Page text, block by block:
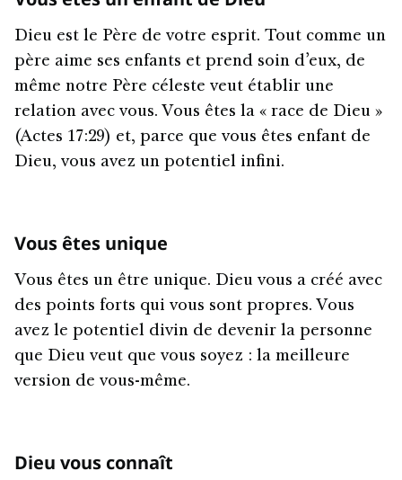
Dieu est le Père de votre esprit. Tout comme un
père aime ses enfants et prend soin d’eux, de
même notre Père céleste veut établir une
relation avec vous. Vous êtes la « race de Dieu »
(Actes 17:29) et, parce que vous êtes enfant de
Dieu, vous avez un potentiel infini.
Vous êtes unique
Vous êtes un être unique. Dieu vous a créé avec
des points forts qui vous sont propres. Vous
avez le potentiel divin de devenir la personne
que Dieu veut que vous soyez : la meilleure
version de vous-même.
Dieu vous connaît